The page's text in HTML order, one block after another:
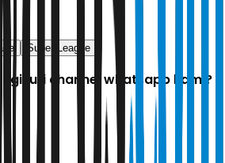
Super League
channel whatsapp kami?